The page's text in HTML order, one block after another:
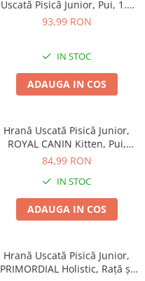
Uscată Pisică Junior, Pui, 1.5
kg
93,99 RON
IN STOC
ADAUGA IN COS
Hrană Uscată Pisică Junior,
ROYAL CANIN Kitten, Pui,
1.2kg
84,99 RON
IN STOC
ADAUGA IN COS
Hrană Uscată Pisică Junior,
PRIMORDIAL Holistic, Rață și